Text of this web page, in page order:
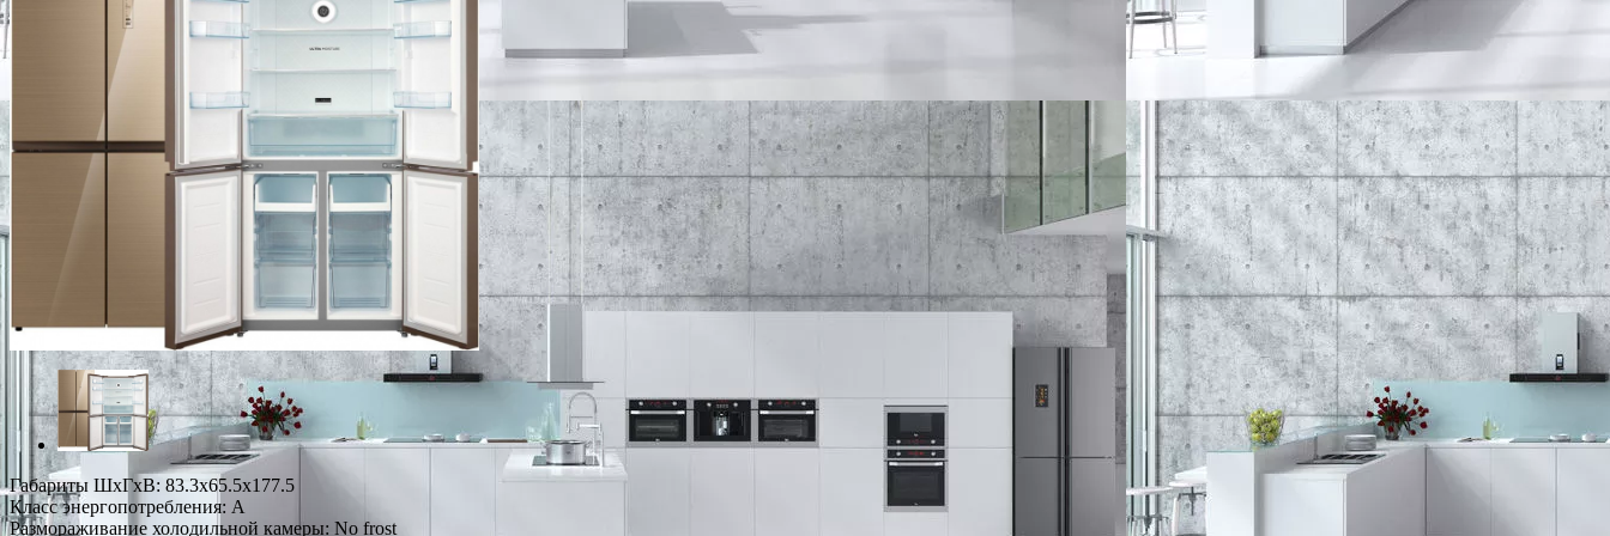
Габариты ШxГxВ: 83.3x65.5x177.5
Класс энергопотребления: A
Размораживание холодильной камеры: No frost